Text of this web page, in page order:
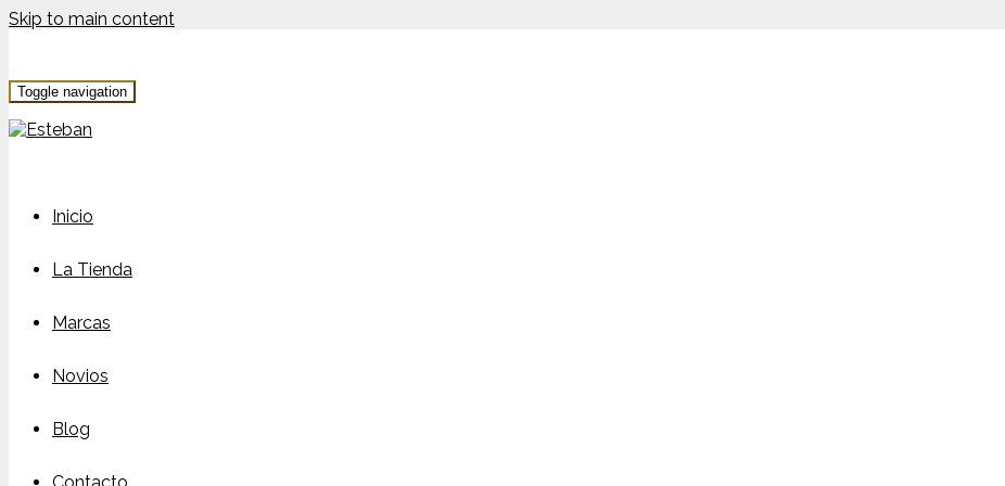
Skip to main content
Toggle navigation
Inicio
La Tienda
Marcas
Novios
Blog